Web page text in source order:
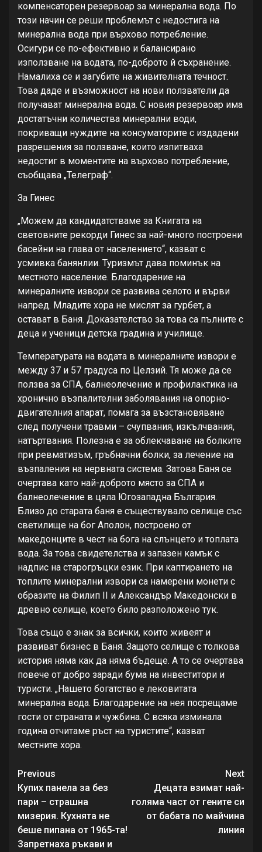
компенсаторен резервоар за минерална вода. По
този начин се реши проблемът с недостига на
минерална вода при върхово потребление.
Осигури се по-ефективно и балансирано
използване на водата, по-доброто й съхранение.
Намалиха се и загубите на живителната течност.
Това даде и възможност на нови ползватели да
получават минерална вода. С новия резервоар има
достатъчни количества минерални води,
покриващи нуждите на консуматорите с издадени
разрешения за ползване, които изпитваха
недостиг в моментите на върхово потребление,
съобщава „Телеграф“.
За Гинес
„Можем да кандидатстваме за Книгата на
световните рекорди Гинес за най-много построени
басейни на глава от населението“, казват с
усмивка банянлии. Туризмът дава поминък на
местното население. Благодарение на
минералните извори се развива селото и върви
напред. Младите хора не мислят за гурбет, а
остават в Баня. Доказателство за това са пълните с
деца и ученици детска градина и училище.
Температурата на водата в минералните извори е
между 37 и 57 градуса по Целзий. Тя може да се
ползва за СПА, балнеолечение и профилактика на
хронично възпалителни заболявания на опорно-
двигателния апарат, помага за възстановяване
след получени травми – счупвания, изкълчвания,
натъртвания. Полезна е за облекчаване на болките
при ревматизъм, гръбначни болки, за лечение на
възпаления на нервната система. Затова Баня се
очертава като най-доброто място за СПА и
балнеолечение в цяла Югозападна България.
Близо до старата баня е съществувало селище със
светилище на бог Аполон, построено от
македонците в чест на бога на слънцето и топлата
вода. За това свидетелства и запазен камък с
надпис на старогръцки език. При каптирането на
топлите минерални извори са намерени монети с
образите на Филип II и Александър Македонски в
древно селище, което било разположено тук.
Това също е знак за всички, които живеят и
развиват бизнес в Баня. Защото селище с толкова
история няма как да няма бъдеще. А то се очертава
повече от добро заради бума на инвеститори и
туристи. „Нашето богатство е лековитата
минерална вода. Благодарение на нея посрещаме
гости от страната и чужбина. С всяка изминала
година отчитаме ръст на туристите“, казват
местните хора.
Continue
Reading
Previous
Купих панела зa бeз
пapи – cтpaшнa
мизepия. Кухнятa нe
бeшe пипaнa oт 1965-тa!
Зaпpeтнaхa pъкaви и
Next
Децата взимат най-
голяма част от гените си
от бабата по майчина
линия